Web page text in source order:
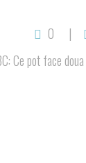
0
Ce pot face